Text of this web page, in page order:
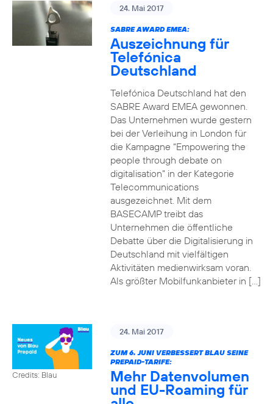
24. Mai 2017
SABRE AWARD EMEA:
Auszeichnung für
Telefónica
Deutschland
Telefónica Deutschland hat den
SABRE Award EMEA gewonnen.
Das Unternehmen wurde gestern
bei der Verleihung in London für
die Kampagne “Empowering the
people through debate on
digitalisation” in der Kategorie
Telecommunications
ausgezeichnet. Mit dem
BASECAMP treibt das
Unternehmen die öffentliche
Debatte über die Digitalisierung in
Deutschland mit vielfältigen
Aktivitäten medienwirksam voran.
Als größter Mobilfunkanbieter in […]
Credits: Blau
24. Mai 2017
ZUM 6. JUNI VERBESSERT BLAU SEINE
PREPAID-TARIFE:
Mehr Datenvolumen
und EU-Roaming für